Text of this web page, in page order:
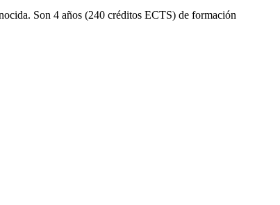
Son 4 años (240 créditos ECTS) de formación